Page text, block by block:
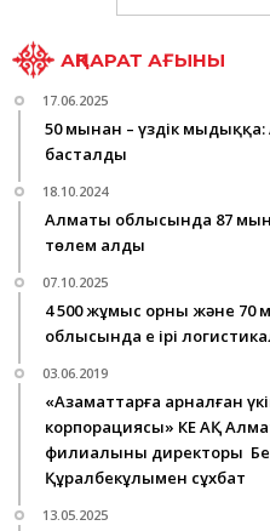
АҚПАРАТ АҒЫНЫ
17.06.2025
50 мыңнан – үздік
басталды
18.10.2024
Алматы облысында 87
төлем алды
07.10.2025
4 500 жұмыс орны және 70
облысында ең ірі
03.06.2019
«Азаматтарға арналған
корпорациясы» КЕ АҚ
филиалының директоры
Құралбекұлымен сұхбат
13.05.2025